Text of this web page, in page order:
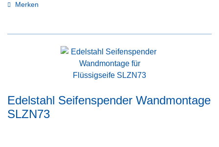
Merken
Edelstahl Seifenspender Wandmontage
SLZN73